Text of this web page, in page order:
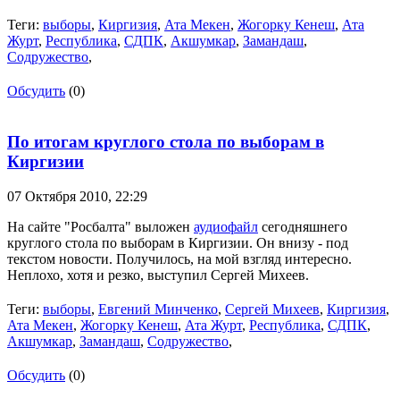
Теги: выборы, Киргизия, Ата Мекен, Жогорку Кенеш, Ата
Журт, Республика, СДПК, Акшумкар, Замандаш,
Содружество,
Обсудить (0)
По итогам круглого стола по выборам в
Киргизии
07 Октября 2010, 22:29
На сайте "Росбалта" выложен аудиофайл сегодняшнего
круглого стола по выборам в Киргизии. Он внизу - под
текстом новости. Получилось, на мой взгляд интересно.
Неплохо, хотя и резко, выступил Сергей Михеев.
Теги: выборы, Евгений Минченко, Сергей Михеев, Киргизия,
Ата Мекен, Жогорку Кенеш, Ата Журт, Республика, СДПК,
Акшумкар, Замандаш, Содружество,
Обсудить (0)